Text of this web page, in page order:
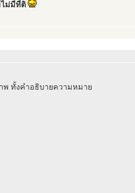
ม่มีที่ติ
พ ทั้งคำอธิบายความหมาย